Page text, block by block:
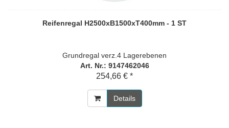
Reifenregal H2500xB1500xT400mm - 1 ST
Grundregal verz.4 Lagerebenen
Art. Nr.: 9147462046
254,66 € *
Details